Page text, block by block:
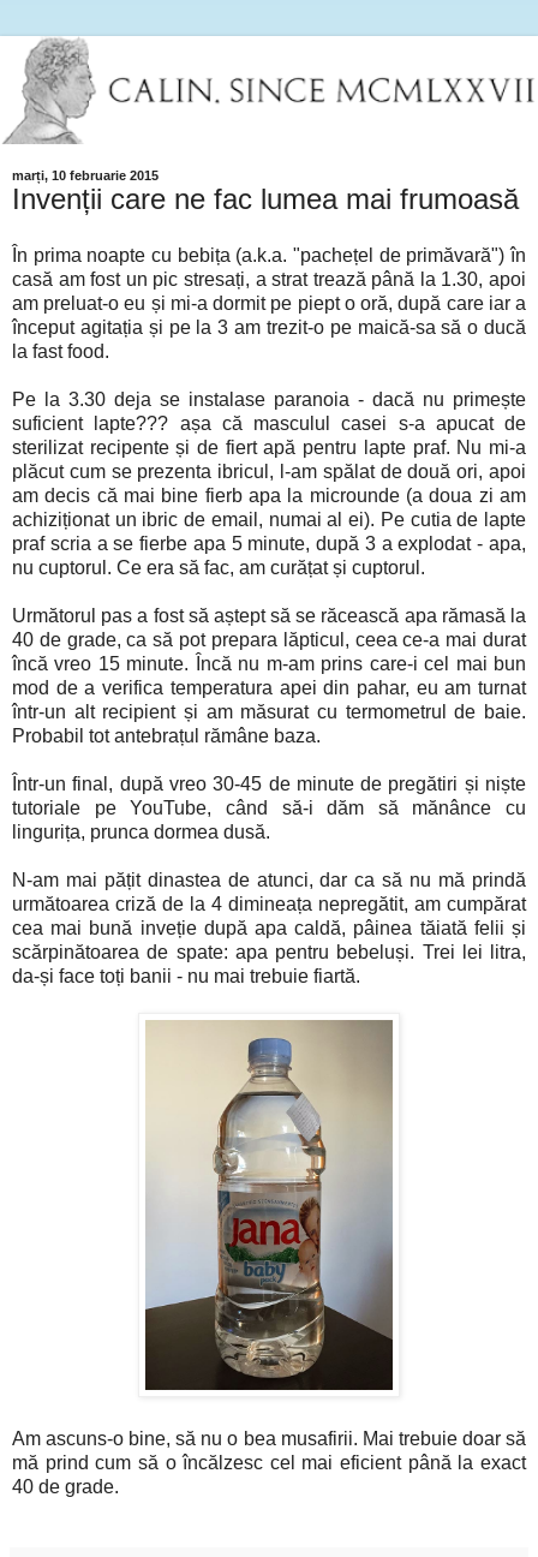
marți, 10 februarie 2015
Invenții care ne fac lumea mai frumoasă
În prima noapte cu bebița (a.k.a. "pachețel de primăvară") în
casă am fost un pic stresați, a strat trează până la 1.30, apoi
am preluat-o eu și mi-a dormit pe piept o oră, după care iar a
început agitația și pe la 3 am trezit-o pe maică-sa să o ducă
la fast food.
Pe la 3.30 deja se instalase paranoia - dacă nu primește
suficient lapte??? așa că masculul casei s-a apucat de
sterilizat recipente și de fiert apă pentru lapte praf. Nu mi-a
plăcut cum se prezenta ibricul, l-am spălat de două ori, apoi
am decis că mai bine fierb apa la microunde (a doua zi am
achiziționat un ibric de email, numai al ei). Pe cutia de lapte
praf scria a se fierbe apa 5 minute, după 3 a explodat - apa,
nu cuptorul. Ce era să fac, am curățat și cuptorul.
Următorul pas a fost să aștept să se răcească apa rămasă la
40 de grade, ca să pot prepara lăpticul, ceea ce-a mai durat
încă vreo 15 minute. Încă nu m-am prins care-i cel mai bun
mod de a verifica temperatura apei din pahar, eu am turnat
într-un alt recipient și am măsurat cu termometrul de baie.
Probabil tot antebrațul rămâne baza.
Într-un final, după vreo 30-45 de minute de pregătiri și niște
tutoriale pe YouTube, când să-i dăm să mănânce cu
lingurița, prunca dormea dusă.
N-am mai pățit dinastea de atunci, dar ca să nu mă prindă
următoarea criză de la 4 dimineața nepregătit, am cumpărat
cea mai bună inveție după apa caldă, pâinea tăiată felii și
scărpinătoarea de spate: apa pentru bebeluși. Trei lei litra,
da-și face toți banii - nu mai trebuie fiartă.
Am ascuns-o bine, să nu o bea musafirii. Mai trebuie doar să
mă prind cum să o încălzesc cel mai eficient până la exact
40 de grade.